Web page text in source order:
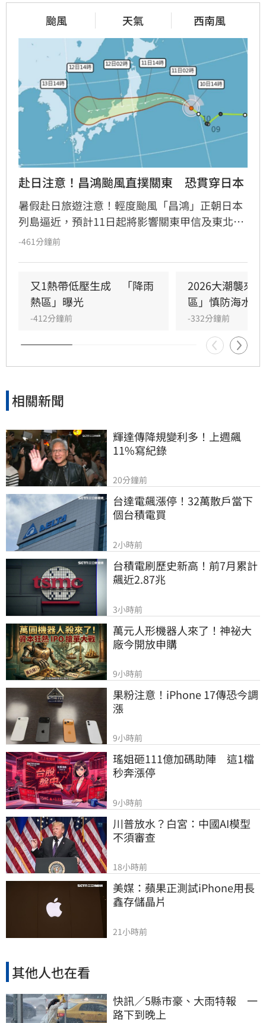
颱風 天氣 西南風
赴日注意！昌鴻颱風直撲關東　恐貫穿日本
暑假赴日旅遊注意！輕度颱風「昌鴻」正朝日本
列島逼近，預計11日起將影響關東甲信及東北地
區，隨後可能貫穿日本。氣象單位示警，未來24
流、海水倒灌與淹水災情。提醒近期前往日本的
旅客，務必密切關注最新氣象預報與航班動態，
並提前規劃行程備案，以確保旅遊安全，避免因
-461分鐘前
又1熱帶低壓生成　「降雨
熱區」曝光
-412分鐘前
2026大潮襲來
區」慎防海水倒
-332分鐘前
相關新聞
輝達傳降規變利多！上週飆
11%寫紀錄
20分鐘前
台達電飆漲停！32萬散戶當下
個台積電買
2小時前
台積電刷歷史新高！前7月累計
飆近2.87兆
3小時前
萬元人形機器人來了！神祕大
廠今開放申購
9小時前
果粉注意！iPhone 17傳恐今調
漲
9小時前
瑤姐砸111億加碼助陣　這1檔
秒奔漲停
9小時前
川普放水？白宮：中國AI模型
不須審查
18小時前
美媒：蘋果正測試iPhone用長
鑫存儲晶片
21小時前
其他人也在看
快訊／5縣市豪、大雨特報 一
路下到晚上